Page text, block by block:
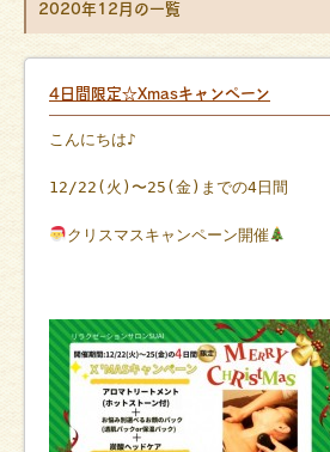
2020年12月の一覧
4日間限定☆Xmasキャンペーン
こんにちは♪
12/22(火)〜25(金)までの4日間
クリスマスキャンペーン開催